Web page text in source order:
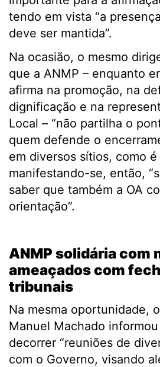
tendo em vista “a
deve ser mantida”.
Na ocasião, o mesmo
que a ANMP – enquanto
afirma na promoção, na
dignificação e na
Local – “não partilha o
quem defende o
em diversos sítios, como é
manifestando-se, então,
saber que também a OA
orientação”.
ANMP solidária com
ameaçados com
tribunais
Na mesma oportunidade,
Manuel Machado
decorrer “reuniões de
com o Governo, visando